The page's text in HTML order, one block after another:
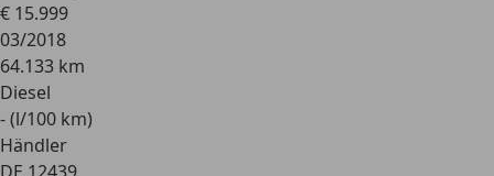
€ 15.999
03/2018
64.133 km
Diesel
- (l/100 km)
Händler